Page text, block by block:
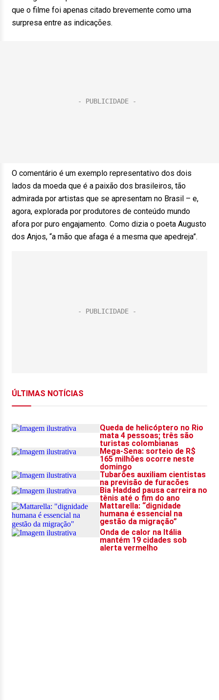
que o filme foi apenas citado brevemente como uma
surpresa entre as indicações.
O comentário é um exemplo representativo dos dois
lados da moeda que é a paixão dos brasileiros, tão
admirada por artistas que se apresentam no Brasil – e,
agora, explorada por produtores de conteúdo mundo
afora por puro engajamento. Como dizia o poeta Augusto
dos Anjos, “a mão que afaga é a mesma que apedreja”.